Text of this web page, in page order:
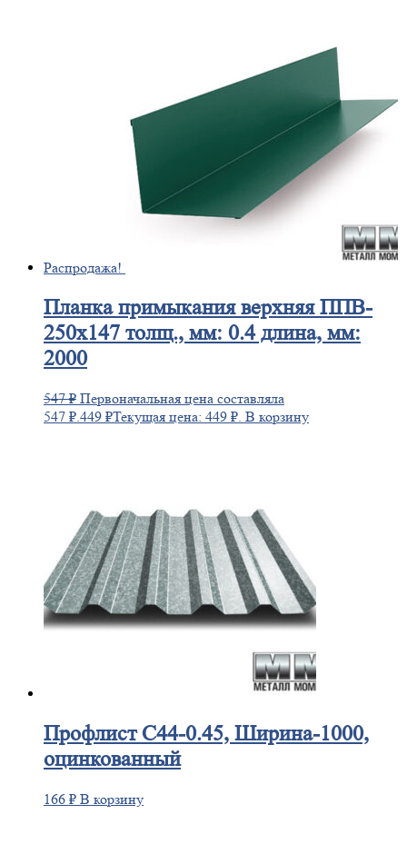
Распродажа!
Планкапримыкания верхняя ППВ-
250х147 толщ., мм: 0.4 длина, мм:
2000
547₽ Первоначальная цена составляла
547 ₽. 449 ₽Текущая цена: 449 ₽. В корзину
ПрофлистС44-0.45, Ширина-1000,
оцинкованный
166 ₽ В корзину